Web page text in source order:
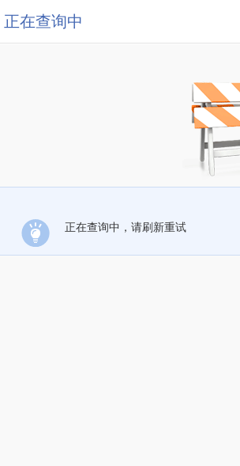
正在查询中
正在查询中，请刷新重试